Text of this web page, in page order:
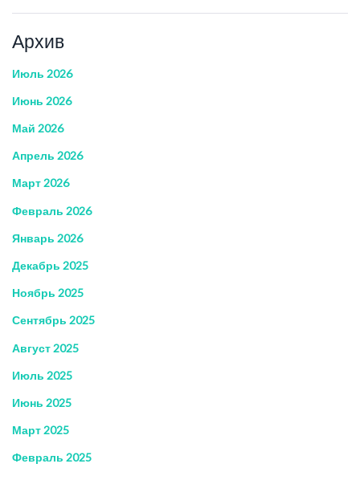
Архив
Июль 2026
Июнь 2026
Май 2026
Апрель 2026
Март 2026
Февраль 2026
Январь 2026
Декабрь 2025
Ноябрь 2025
Сентябрь 2025
Август 2025
Июль 2025
Июнь 2025
Март 2025
Февраль 2025